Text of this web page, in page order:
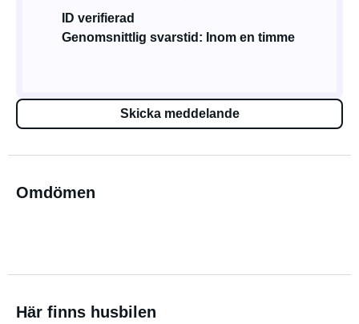
ID verifierad
Genomsnittlig svarstid: Inom en timme
Skicka meddelande
Omdömen
Här finns husbilen